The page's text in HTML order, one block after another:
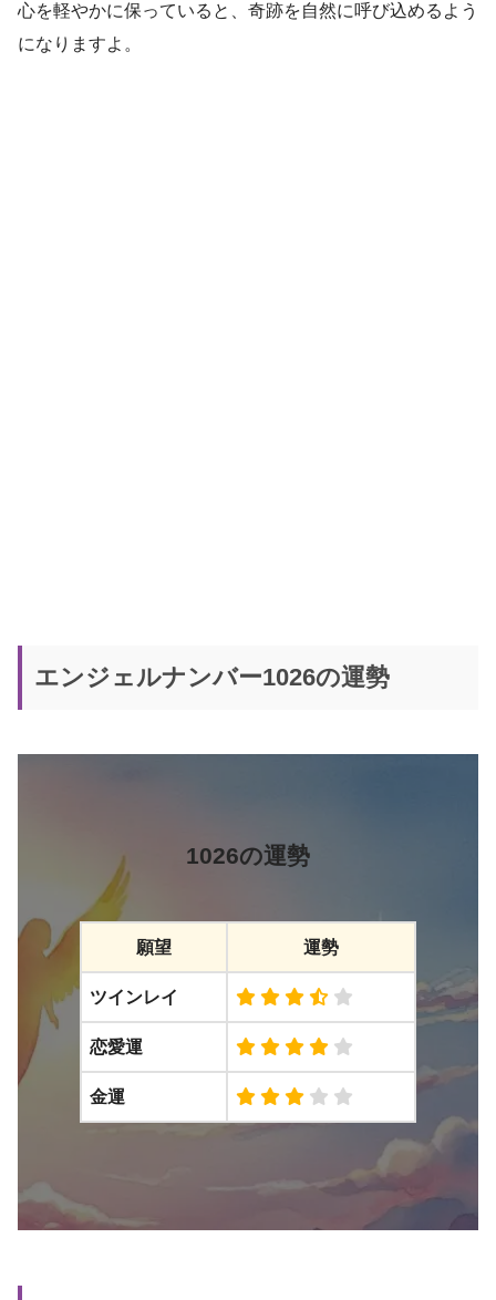
心を軽やかに保っていると、奇跡を自然に呼び込めるよう
になりますよ。
エンジェルナンバー1026の運勢
1026の運勢
願望 運勢
ツインレイ
恋愛運
金運